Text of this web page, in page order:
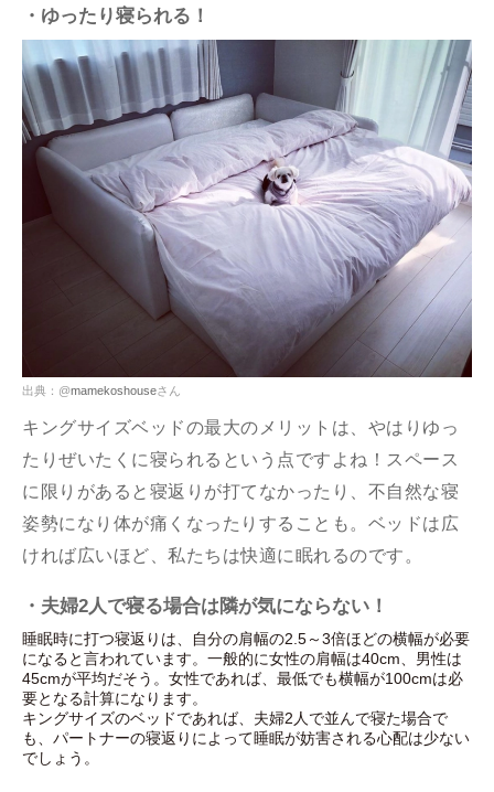
・ゆったり寝られる！
出典：@mamekoshouseさん
キングサイズベッドの最大のメリットは、やはりゆっ
たりぜいたくに寝られるという点ですよね！スペース
に限りがあると寝返りが打てなかったり、不自然な寝
姿勢になり体が痛くなったりすることも。ベッドは広
ければ広いほど、私たちは快適に眠れるのです。
・夫婦2人で寝る場合は隣が気にならない！
睡眠時に打つ寝返りは、自分の肩幅の2.5～3倍ほどの横幅が必要
になると言われています。一般的に女性の肩幅は40cm、男性は
45cmが平均だそう。女性であれば、最低でも横幅が100cmは必
要となる計算になります。
キングサイズのベッドであれば、夫婦2人で並んで寝た場合で
も、パートナーの寝返りによって睡眠が妨害される心配は少ない
でしょう。